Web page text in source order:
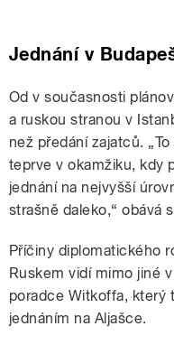
Jednání v
Od v současnosti
a ruskou stranou v
než předání zajatců.
teprve v okamžiku, kdy
jednání na nejvyšší
strašně daleko,“ obává
Příčiny diplomatického
Ruskem vidí mimo jiné
poradce Witkoffa, který
jednáním na Aljašce.